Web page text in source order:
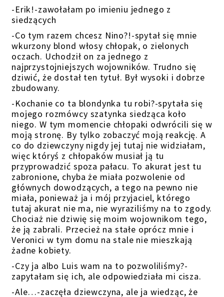
-Erik!-zawołałam po imieniu jednego z
siedzących
-Co tym razem chcesz Nino?!-spytał się mnie
wkurzony blond włosy chłopak, o zielonych
oczach. Uchodził on za jednego z
najprzystojniejszych wojowników. Trudno się
dziwić, że dostał ten tytuł. Był wysoki i dobrze
zbudowany.
-Kochanie co ta blondynka tu robi?-spytała się
mojego rozmówcy szatynka siedząca koło
niego. W tym momencie chłopaki odwrócili się w
moją stronę. By tylko zobaczyć moją reakcję. A
co do dziewczyny nigdy jej tutaj nie widziałam,
więc któryś z chłopaków musiał ją tu
przyprowadzić spoza pałacu. To akurat jest tu
zabronione, chyba że miała pozwolenie od
głównych dowodzących, a tego na pewno nie
miała, ponieważ ja i mój przyjaciel, którego
tutaj akurat nie ma, nie wyraziliśmy na to zgody.
Chociaż nie dziwię się moim wojownikom tego,
że ją zabrali. Przecież na stałe oprócz mnie i
Veronici w tym domu na stale nie mieszkają
żadne kobiety.
-Czy ja albo Luis wam na to pozwoliliśmy?-
zapytałam się ich, ale odpowiedziała mi cisza.
-Ale…-zaczęła dziewczyna, ale ja wiedząc, że